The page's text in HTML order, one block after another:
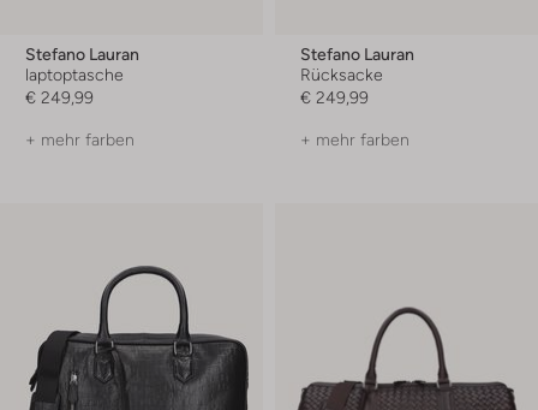
Stefano Lauran
laptoptasche
€ 249,99
+ mehr farben
Stefano Lauran
Rücksacke
€ 249,99
+ mehr farben